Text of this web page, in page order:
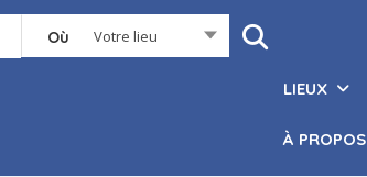
Où Votre lieu
LIEUX
À PROPOS